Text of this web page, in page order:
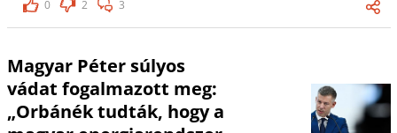
0 2 3
Magyar Péter súlyos
vádat fogalmazott meg:
„Orbánék tudták, hogy a